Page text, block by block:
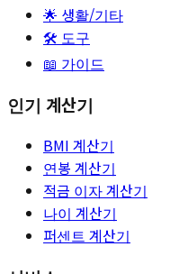
🌟 생활/기타
🛠️ 도구
📖 가이드
인기 계산기
BMI 계산기
연봉 계산기
적금 이자 계산기
나이 계산기
퍼센트 계산기